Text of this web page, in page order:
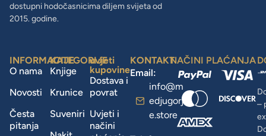
dostupni hodočasnicima diljem svijeta od
2015. godine.
INFORMACIJE
O nama
Novosti
Česta
pitanja
KATEGORIJE
Knjige
Krunice
Suveniri
uvjeti
kupovine
Dostava i
povrat
Uvjeti i
načini
KONTAKT
Email:
info@m
edjugorj
e.store
NAČINI PLAĆANJA
–